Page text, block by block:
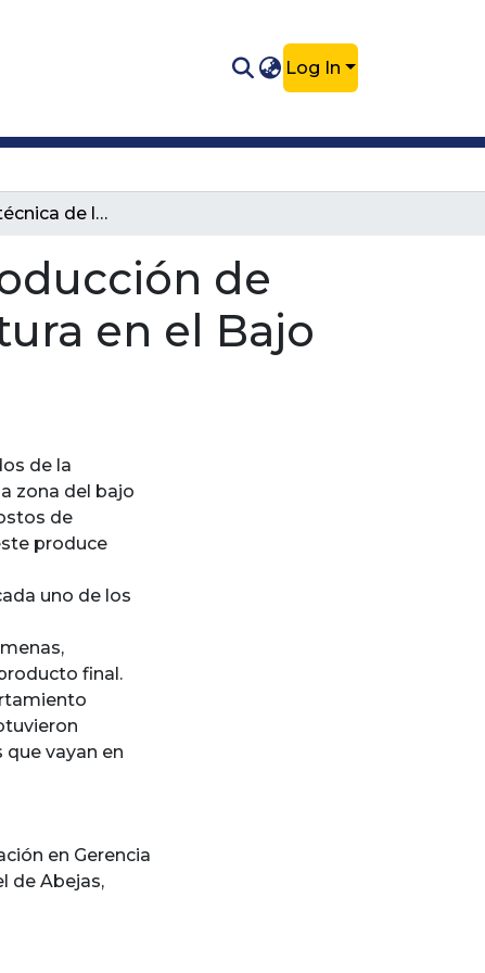
Log In
Evaluación técnica de los costos de producción de miel de abeja en un sistema de apicultura en el Bajo Cauca.
de
en el Bajo
de la
zona del bajo
de
produce
uno de los
final.
vayan en
en Gerencia
de Abejas,